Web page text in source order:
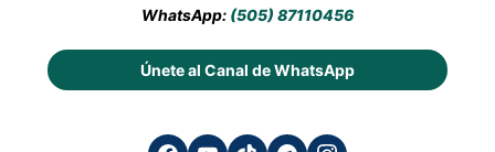
WhatsApp: (505) 87110456
Únete al Canal de WhatsApp